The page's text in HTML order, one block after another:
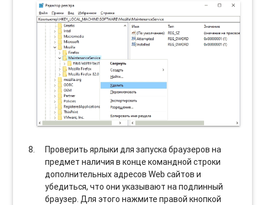
Проверить ярлыки для запуска браузеров на
предмет наличия в конце командной строки
дополнительных адресов Web сайтов и
убедиться, что они указывают на подлинный
браузер. Для этого нажмите правой кнопкой